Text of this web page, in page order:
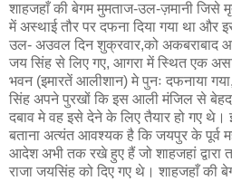
शाहजहाँ की बेगम मुमताज-उल-ज़मानी जिसे
में अस्थाई तौर पर दफना दिया गया था और
उल- अउवल दिन शुक्रवार,को अकबराबाद
जय सिंह से लिए गए, आगरा में स्थित एक
भवन (इमारतें आलीशान) मे पुनः दफनाया
सिंह अपने पुरखों कि इस आली मंजिल से बेहद
दबाव मे वह इसे देने के लिए तैयार हो गए थे।
बताना अत्यंत आवश्यक है कि जयपुर के पूर्व
आदेश अभी तक रखे हुए हैं जो शाहजहां द्वारा
राजा जयसिंह को दिए गए थे। शाहजहाँ की